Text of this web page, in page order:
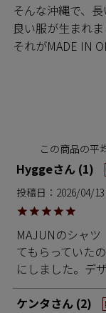
そんな沖縄で、
良い服が生まれま
それがMADE IN
Hygge 1
投稿日 2026/04/13
MAJUNのシャ
てもらっていた
にしました。デ
ケンタ 2